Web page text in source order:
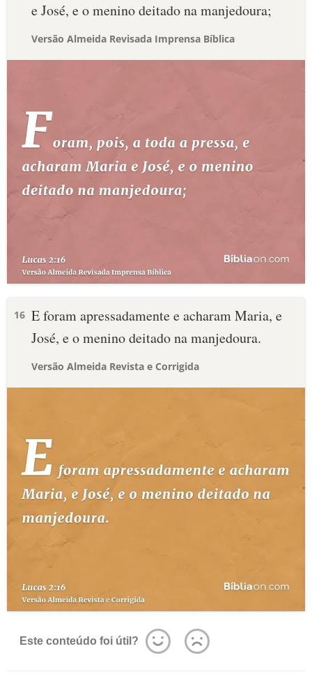
e José, e o menino deitado na manjedoura;
Versão Almeida Revisada Imprensa Bíblica
16 E foram apressadamente e acharam Maria, e
José, e o menino deitado na manjedoura.
Versão Almeida Revista e Corrigida
Este conteúdo foi útil?